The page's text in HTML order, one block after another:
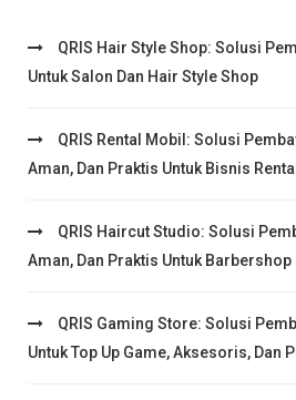
QRIS Hair Style Shop: Solusi
Untuk Salon Dan Hair Style Shop
QRIS Rental Mobil: Solusi
Aman, Dan Praktis Untuk Bisnis
QRIS Haircut Studio: Solusi
Aman, Dan Praktis Untuk Barbershop
QRIS Gaming Store: Solusi
Untuk Top Up Game, Aksesoris, Dan